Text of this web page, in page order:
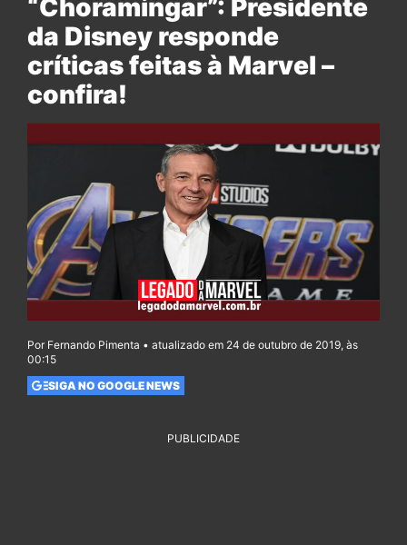
“Choramingar”: Presidente
da Disney responde
críticas feitas à Marvel –
confira!
Por Fernando Pimenta • atualizado em 24 de outubro de 2019, às
00:15
SIGA NO GOOGLE NEWS
PUBLICIDADE